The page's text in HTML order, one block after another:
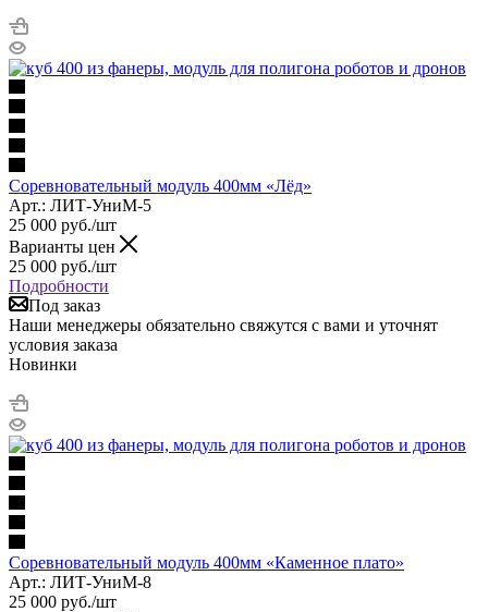
Соревновательный модуль 400мм «Лёд»
Арт.: ЛИТ-УниМ-5
25 000 руб./шт
Варианты цен
25 000 руб./шт
Подробности
Под заказ
Наши менеджеры обязательно свяжутся с вами и уточнят
условия заказа
Новинки
Соревновательный модуль 400мм «Каменное плато»
Арт.: ЛИТ-УниМ-8
25 000 руб./шт